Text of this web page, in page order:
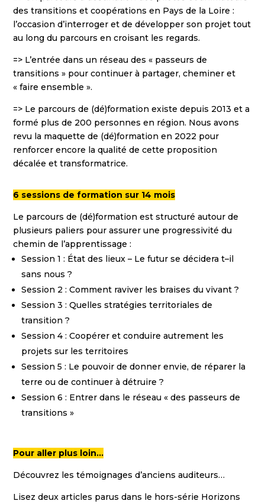
des transitions et coopérations en Pays de la Loire :
l’occasion d’interroger et de développer son projet tout
au long du parcours en croisant les regards.
=> L’entrée dans un réseau des « passeurs de
transitions » pour continuer à partager, cheminer et
« faire ensemble ».
=> Le parcours de (dé)formation existe depuis 2013 et a
formé plus de 200 personnes en région. Nous avons
revu la maquette de (dé)formation en 2022 pour
renforcer encore la qualité de cette proposition
décalée et transformatrice.
6 sessions de formation sur 14 mois
Le parcours de (dé)formation est structuré autour de
plusieurs paliers pour assurer une progressivité du
chemin de l’apprentissage :
Session 1 : État des lieux – Le futur se décidera t–il
sans nous ?
Session 2 : Comment raviver les braises du vivant ?
Session 3 : Quelles stratégies territoriales de
transition ?
Session 4 : Coopérer et conduire autrement les
projets sur les territoires
Session 5 : Le pouvoir de donner envie, de réparer la
terre ou de continuer à détruire ?
Session 6 : Entrer dans le réseau « des passeurs de
transitions »
Pour aller plus loin…
Découvrez les témoignages d’anciens auditeurs…
Lisez deux articles parus dans le hors-série Horizons